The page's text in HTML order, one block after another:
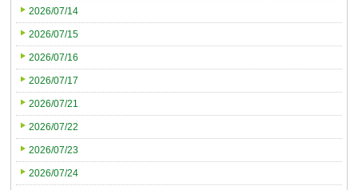
2026/07/14
2026/07/15
2026/07/16
2026/07/17
2026/07/21
2026/07/22
2026/07/23
2026/07/24